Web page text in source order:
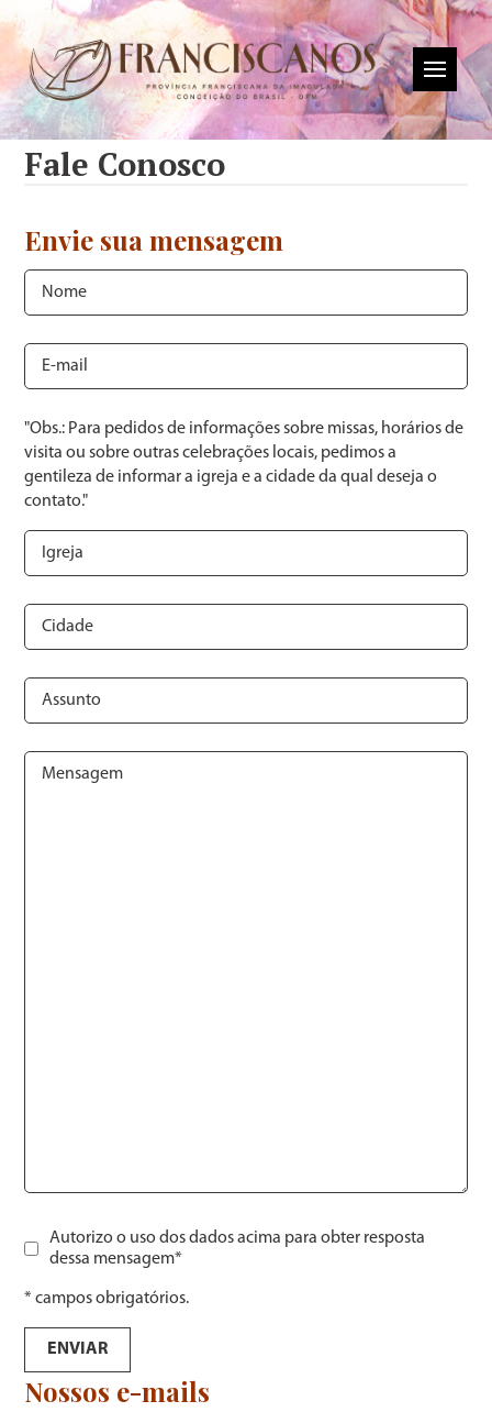
Fale Conosco
Envie sua mensagem
"Obs.: Para pedidos de informações sobre missas, horários de
visita ou sobre outras celebrações locais, pedimos a
gentileza de informar a igreja e a cidade da qual deseja o
contato."
Autorizo o uso dos dados acima para obter resposta
dessa mensagem*
* campos obrigatórios.
Nossos e-mails